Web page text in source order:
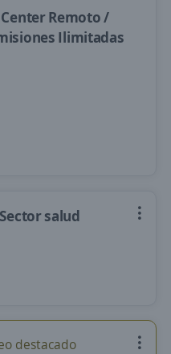
Remoto /
Ilimitadas
salud
destacado